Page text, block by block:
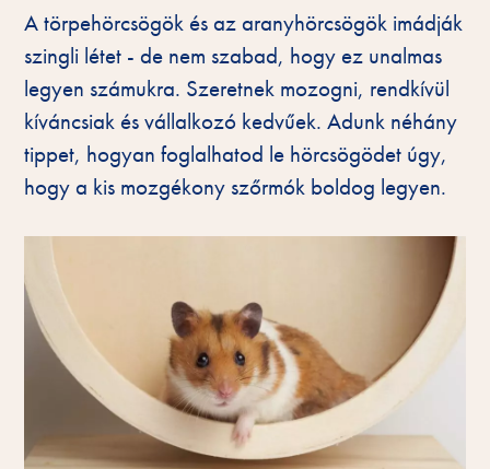
A törpehörcsögök és az aranyhörcsögök imádják
szingli létet - de nem szabad, hogy ez unalmas
legyen számukra. Szeretnek mozogni, rendkívül
kíváncsiak és vállalkozó kedvűek. Adunk néhány
tippet, hogyan foglalhatod le hörcsögödet úgy,
hogy a kis mozgékony szőrmók boldog legyen.